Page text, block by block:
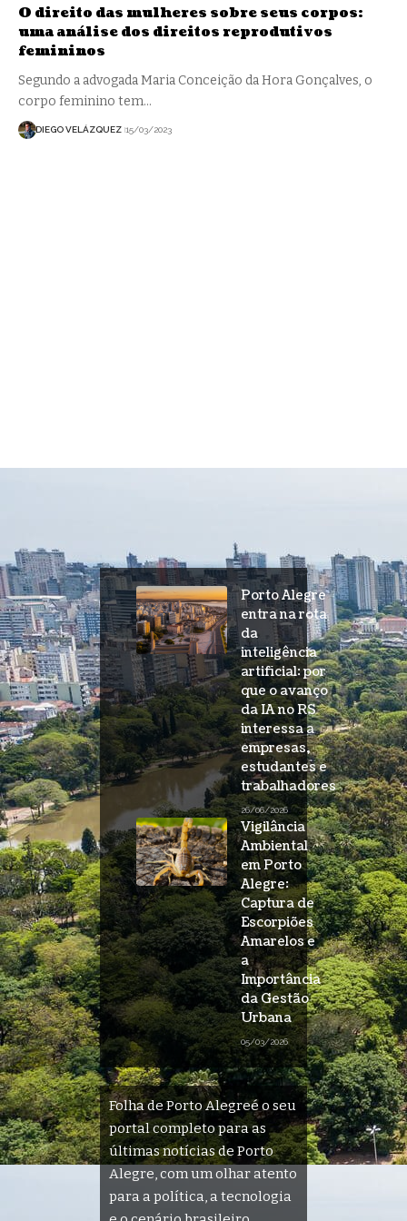
O direito das mulheres sobre seus corpos:
uma análise dos direitos reprodutivos
femininos
Segundo a advogada Maria Conceição da Hora Gonçalves, o
corpo feminino tem…
DIEGO VELÁZQUEZ 15/03/2023
Porto Alegre
entra na rota
da
inteligência
artificial: por
que o avanço
da IA no RS
interessa a
empresas,
estudantes e
trabalhadores
26/06/2026
Vigilância
Ambiental
em Porto
Alegre:
Captura de
Escorpiões
Amarelos e
a
Importância
da Gestão
Urbana
05/03/2026
Folha de Porto Alegreé o seu
portal completo para as
últimas notícias de Porto
Alegre, com um olhar atento
para a política, a tecnologia